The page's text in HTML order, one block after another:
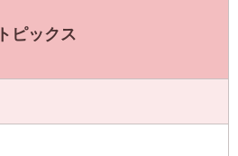
トピックス